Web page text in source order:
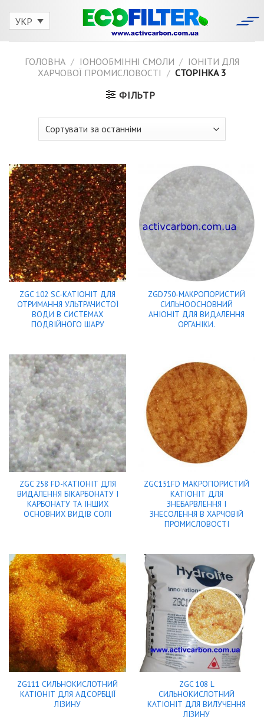
УКР
ГОЛОВНА / IОНООБМІННІ СМОЛИ / ІОНІТИ ДЛЯ
ХАРЧОВОЇ ПРОМИСЛОВОСТІ / СТОРІНКА 3
ФІЛЬТР
ZGC 102 SC-КАТІОНІТ ДЛЯ
ОТРИМАННЯ УЛЬТРАЧИСТОЇ
ВОДИ В СИСТЕМАХ
ПОДВІЙНОГО ШАРУ
ZGD750-МАКРОПОРИСТИЙ
СИЛЬНООСНОВНИЙ
АНІОНІТ ДЛЯ ВИДАЛЕННЯ
ОРГАНІКИ.
ZGC 258 FD-КАТІОНІТ ДЛЯ
ВИДАЛЕННЯ БІКАРБОНАТУ І
КАРБОНАТУ ТА ІНШИХ
ОСНОВНИХ ВИДІВ СОЛІ
ZGC151FD МАКРОПОРИСТИЙ
КАТІОНІТ ДЛЯ
ЗНЕБАРВЛЕННЯ І
ЗНЕСОЛЕННЯ В ХАРЧОВІЙ
ПРОМИСЛОВОСТІ
ZG111 СИЛЬНОКИСЛОТНИЙ
КАТІОНІТ ДЛЯ АДСОРБЦІЇ
ЛІЗИНУ
ZGC 108 L
СИЛЬНОКИСЛОТНИЙ
КАТІОНІТ ДЛЯ ВИЛУЧЕННЯ
ЛІЗИНУ